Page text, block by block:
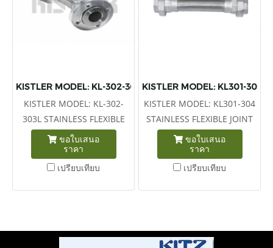
KISTLER MODEL: KL-302-303L STAINLESS FLEXIBLE JOINT
KISTLER MODEL: KL-302-
303L STAINLESS FLEXIBLE
JOINT STAINLESS FLANGE
-เฟล็กซ์สแตนเลส ปลายหน้า
แปลน
ขอใบเสนอ
ราคา
เปรียบเทียบ
KISTLER MODEL: KL301-304
KISTLER MODEL: KL301-304
STAINLESS FLEXIBLE JOINT
STAINLESS UNION END-เฟล็
กซ์สแตนเลส ปลายยูเนี่ยน
ขอใบเสนอ
ราคา
เปรียบเทียบ